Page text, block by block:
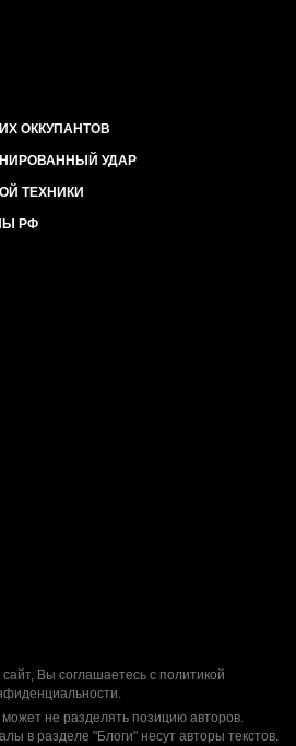
ОККУПАНТОВ
УДАР
ТЕХНИКИ
РФ
Вы соглашаетесь с политикой
.
не разделять позицию авторов.
в разделе "Блоги" несут авторы текстов.